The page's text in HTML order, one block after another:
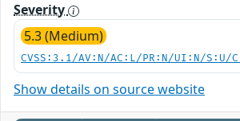
Severity
5.3 (Medium)
CVSS:3.1/AV:N/AC:L/PR:N/UI:N/S:U/
Show details on source website